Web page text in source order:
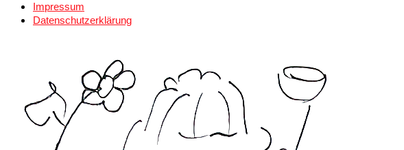
Impressum
Datenschutzerklärung